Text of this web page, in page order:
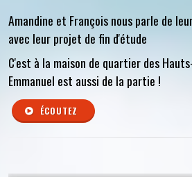
Amandine et François nous parle de
avec leur projet de fin d'étude
C'est à la maison de quartier des
Emmanuel est aussi de la partie !
ÉCOUTEZ